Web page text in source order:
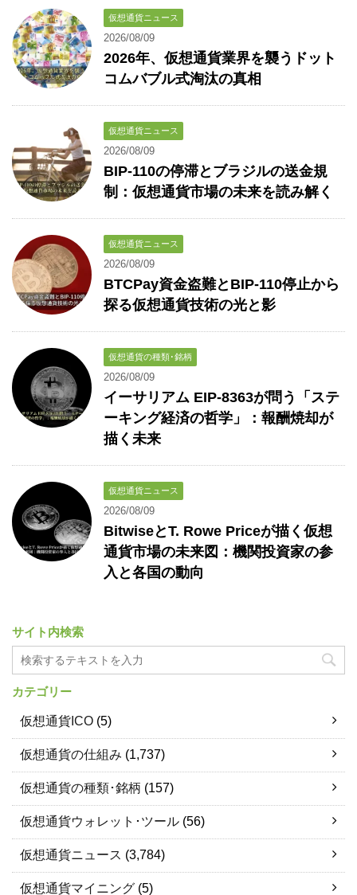
仮想通貨ニュース
2026/08/09
2026年、仮想通貨業界を襲うドット
コムバブル式淘汰の真相
仮想通貨ニュース
2026/08/09
BIP-110の停滞とブラジルの送金規
制：仮想通貨市場の未来を読み解く
仮想通貨ニュース
2026/08/09
BTCPay資金盗難とBIP-110停止から
探る仮想通貨技術の光と影
仮想通貨の種類･銘柄
2026/08/09
イーサリアム EIP-8363が問う「ステ
ーキング経済の哲学」：報酬焼却が
描く未来
仮想通貨ニュース
2026/08/09
BitwiseとT. Rowe Priceが描く仮想
通貨市場の未来図：機関投資家の参
入と各国の動向
サイト内検索
カテゴリー
仮想通貨ICO (5)
仮想通貨の仕組み (1,737)
仮想通貨の種類･銘柄 (157)
仮想通貨ウォレット･ツール (56)
仮想通貨ニュース (3,784)
仮想通貨マイニング (5)